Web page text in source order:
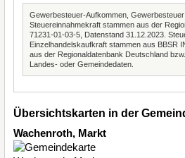
Gewerbesteuer-Aufkommen,
Steuereinnahmekraft stammen aus der
71231-01-03-5, Datenstand 31.12.2023.
Einzelhandelskaufkraft stammen aus BBSR
aus der Regionaldatenbank Deutschland
Landes- oder Gemeindedaten.
Übersichtskarten in der
Wachenroth, Markt